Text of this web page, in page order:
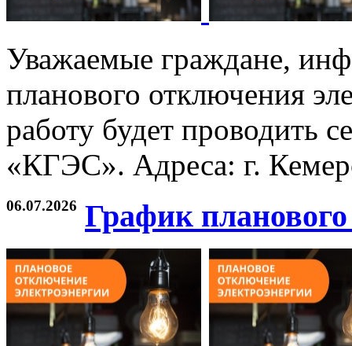
Уважаемые граждане,
планового отключения
работу будет проводить
«КГЭС». Адреса: г.
06.07.2026 График